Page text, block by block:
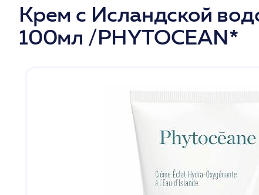
Крем с Исландской
100мл /PHYTOCEAN*